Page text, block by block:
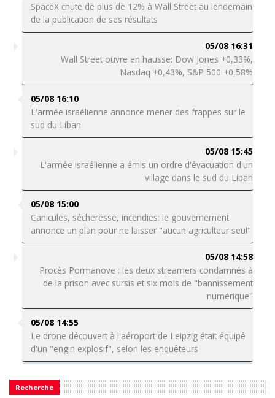
SpaceX chute de plus de 12% à Wall Street au lendemain
de la publication de ses résultats
05/08 16:31
Wall Street ouvre en hausse: Dow Jones +0,33%,
Nasdaq +0,43%, S&P 500 +0,58%
05/08 16:10
L'armée israélienne annonce mener des frappes sur le
sud du Liban
05/08 15:45
L'armée israélienne a émis un ordre d'évacuation d'un
village dans le sud du Liban
05/08 15:00
Canicules, sécheresse, incendies: le gouvernement
annonce un plan pour ne laisser "aucun agriculteur seul"
05/08 14:58
Procès Pormanove : les deux streamers condamnés à
de la prison avec sursis et six mois de "bannissement
numérique"
05/08 14:55
Le drone découvert à l'aéroport de Leipzig était équipé
d'un "engin explosif", selon les enquêteurs
Recherche